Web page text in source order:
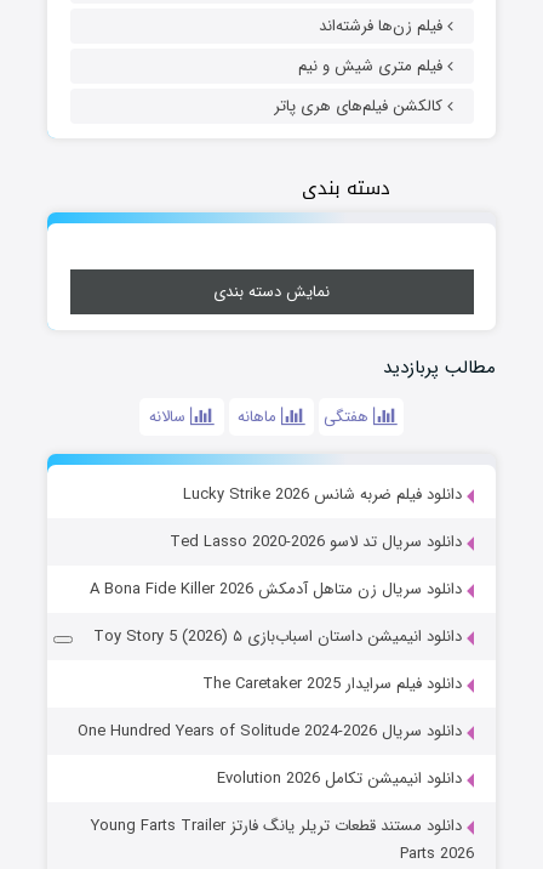
فیلم زن‌ها فرشته‌اند
فیلم متری شیش و نیم
کالکشن فیلم‌های هری پاتر
دسته بندی
نمایش دسته بندی
مطالب پربازدید
هفتگی ماهانه سالانه
دانلود فیلم ضربه شانس Lucky Strike 2026
دانلود سریال تد لاسو Ted Lasso 2020-2026
دانلود سریال زن متاهل آدمکش A Bona Fide Killer 2026
دانلود انیمیشن داستان اسباب‌بازی ۵ Toy Story 5 (2026)
دانلود فیلم سرایدار The Caretaker 2025
دانلود سریال One Hundred Years of Solitude 2024-2026
دانلود انیمیشن تکامل Evolution 2026
دانلود مستند قطعات تریلر یانگ فارتز Young Farts Trailer
Parts 2026